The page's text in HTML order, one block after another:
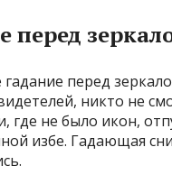
перед
перед
никто не
где не было икон,
избе. Гадающая